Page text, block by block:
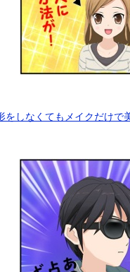
をしなくてもメイクだけで